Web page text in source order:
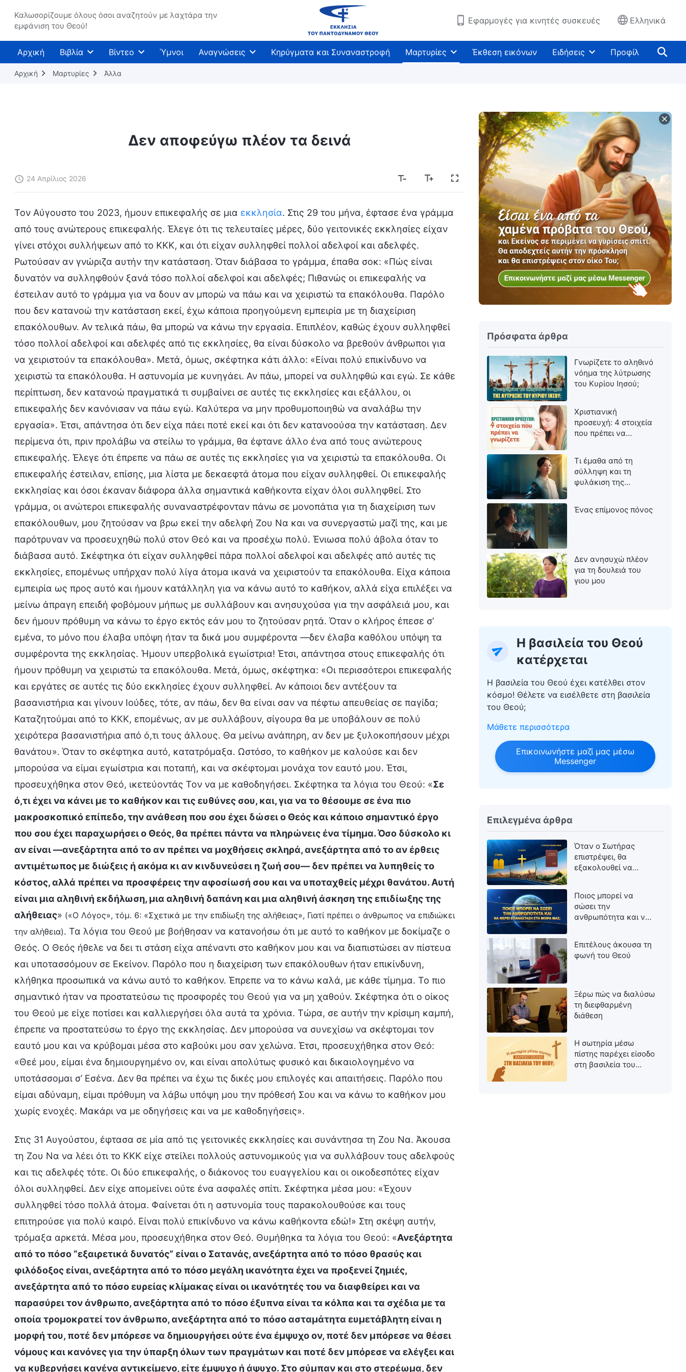
Καλωσορίζουμε όλους όσοι αναζητούν με λαχτάρα την
εμφάνιση του Θεού!
Εφαρμογές για κινητές συσκευές Ελληνικά
Αρχική Βιβλία Βίντεο Ύμνοι Αναγνώσεις Κηρύγματα και Συναναστροφή Μαρτυρίες Έκθεση εικόνων Ειδήσεις Προφίλ
Αρχική Μαρτυρίες Άλλα
Δεν αποφεύγω πλέον τα δεινά
24 Απρίλιος 2026
Τον Αύγουστο του 2023, ήμουν επικεφαλής σε μια εκκλησία. Στις 29 του μήνα, έφτασε ένα γράμμα
από τους ανώτερους επικεφαλής. Έλεγε ότι τις τελευταίες μέρες, δύο γειτονικές εκκλησίες είχαν
γίνει στόχοι συλλήψεων από το ΚΚΚ, και ότι είχαν συλληφθεί πολλοί αδελφοί και αδελφές.
Ρωτούσαν αν γνώριζα αυτήν την κατάσταση. Όταν διάβασα το γράμμα, έπαθα σοκ: «Πώς είναι
δυνατόν να συλληφθούν ξανά τόσο πολλοί αδελφοί και αδελφές; Πιθανώς οι επικεφαλής να
έστειλαν αυτό το γράμμα για να δουν αν μπορώ να πάω και να χειριστώ τα επακόλουθα. Παρόλο
που δεν κατανοώ την κατάσταση εκεί, έχω κάποια προηγούμενη εμπειρία με τη διαχείριση
επακόλουθων. Αν τελικά πάω, θα μπορώ να κάνω την εργασία. Επιπλέον, καθώς έχουν συλληφθεί
τόσο πολλοί αδελφοί και αδελφές από τις εκκλησίες, θα είναι δύσκολο να βρεθούν άνθρωποι για
να χειριστούν τα επακόλουθα». Μετά, όμως, σκέφτηκα κάτι άλλο: «Είναι πολύ επικίνδυνο να
χειριστώ τα επακόλουθα. Η αστυνομία με κυνηγάει. Αν πάω, μπορεί να συλληφθώ και εγώ. Σε κάθε
περίπτωση, δεν κατανοώ πραγματικά τι συμβαίνει σε αυτές τις εκκλησίες και εξάλλου, οι
επικεφαλής δεν κανόνισαν να πάω εγώ. Καλύτερα να μην προθυμοποιηθώ να αναλάβω την
εργασία». Έτσι, απάντησα ότι δεν είχα πάει ποτέ εκεί και ότι δεν κατανοούσα την κατάσταση. Δεν
περίμενα ότι, πριν προλάβω να στείλω το γράμμα, θα έφτανε άλλο ένα από τους ανώτερους
επικεφαλής. Έλεγε ότι έπρεπε να πάω σε αυτές τις εκκλησίες για να χειριστώ τα επακόλουθα. Οι
επικεφαλής έστειλαν, επίσης, μια λίστα με δεκαεφτά άτομα που είχαν συλληφθεί. Οι επικεφαλής
εκκλησίας και όσοι έκαναν διάφορα άλλα σημαντικά καθήκοντα είχαν όλοι συλληφθεί. Στο
γράμμα, οι ανώτεροι επικεφαλής συναναστρέφονταν πάνω σε μονοπάτια για τη διαχείριση των
επακόλουθων, μου ζητούσαν να βρω εκεί την αδελφή Ζου Να και να συνεργαστώ μαζί της, και με
παρότρυναν να προσευχηθώ πολύ στον Θεό και να προσέχω πολύ. Ένιωσα πολύ άβολα όταν το
διάβασα αυτό. Σκέφτηκα ότι είχαν συλληφθεί πάρα πολλοί αδελφοί και αδελφές από αυτές τις
εκκλησίες, επομένως υπήρχαν πολύ λίγα άτομα ικανά να χειριστούν τα επακόλουθα. Είχα κάποια
εμπειρία ως προς αυτό και ήμουν κατάλληλη για να κάνω αυτό το καθήκον, αλλά είχα επιλέξει να
μείνω άπραγη επειδή φοβόμουν μήπως με συλλάβουν και ανησυχούσα για την ασφάλειά μου, και
δεν ήμουν πρόθυμη να κάνω το έργο εκτός εάν μου το ζητούσαν ρητά. Όταν ο κλήρος έπεσε σ’
εμένα, το μόνο που έλαβα υπόψη ήταν τα δικά μου συμφέροντα —δεν έλαβα καθόλου υπόψη τα
συμφέροντα της εκκλησίας. Ήμουν υπερβολικά εγωίστρια! Έτσι, απάντησα στους επικεφαλής ότι
ήμουν πρόθυμη να χειριστώ τα επακόλουθα. Μετά, όμως, σκέφτηκα: «Οι περισσότεροι επικεφαλής
και εργάτες σε αυτές τις δύο εκκλησίες έχουν συλληφθεί. Αν κάποιοι δεν αντέξουν τα
βασανιστήρια και γίνουν Ιούδες, τότε, αν πάω, δεν θα είναι σαν να πέφτω απευθείας σε παγίδα;
Καταζητούμαι από το ΚΚΚ, επομένως, αν με συλλάβουν, σίγουρα θα με υποβάλουν σε πολύ
χειρότερα βασανιστήρια από ό,τι τους άλλους. Θα μείνω ανάπηρη, αν δεν με ξυλοκοπήσουν μέχρι
θανάτου». Όταν το σκέφτηκα αυτό, κατατρόμαξα. Ωστόσο, το καθήκον με καλούσε και δεν
μπορούσα να είμαι εγωίστρια και ποταπή, και να σκέφτομαι μονάχα τον εαυτό μου. Έτσι,
προσευχήθηκα στον Θεό, ικετεύοντάς Τον να με καθοδηγήσει. Σκέφτηκα τα λόγια του Θεού: «Σε
ό,τι έχει να κάνει με το καθήκον και τις ευθύνες σου, και, για να το θέσουμε σε ένα πιο
μακροσκοπικό επίπεδο, την ανάθεση που σου έχει δώσει ο Θεός και κάποιο σημαντικό έργο
που σου έχει παραχωρήσει ο Θεός, θα πρέπει πάντα να πληρώνεις ένα τίμημα. Όσο δύσκολο κι
αν είναι —ανεξάρτητα από το αν πρέπει να μοχθήσεις σκληρά, ανεξάρτητα από το αν έρθεις
αντιμέτωπος με διώξεις ή ακόμα κι αν κινδυνεύσει η ζωή σου— δεν πρέπει να λυπηθείς το
κόστος, αλλά πρέπει να προσφέρεις την αφοσίωσή σου και να υποταχθείς μέχρι θανάτου. Αυτή
είναι μια αληθινή εκδήλωση, μια αληθινή δαπάνη και μια αληθινή άσκηση της επιδίωξης της
αλήθειας» («Ο Λόγος», τόμ. 6: «Σχετικά με την επιδίωξη της αλήθειας», Γιατί πρέπει ο άνθρωπος να επιδιώκει
την αλήθεια). Τα λόγια του Θεού με βοήθησαν να κατανοήσω ότι με αυτό το καθήκον με δοκίμαζε ο
Θεός. Ο Θεός ήθελε να δει τι στάση είχα απέναντι στο καθήκον μου και να διαπιστώσει αν πίστευα
και υποτασσόμουν σε Εκείνον. Παρόλο που η διαχείριση των επακόλουθων ήταν επικίνδυνη,
κλήθηκα προσωπικά να κάνω αυτό το καθήκον. Έπρεπε να το κάνω καλά, με κάθε τίμημα. Το πιο
σημαντικό ήταν να προστατεύσω τις προσφορές του Θεού για να μη χαθούν. Σκέφτηκα ότι ο οίκος
του Θεού με είχε ποτίσει και καλλιεργήσει όλα αυτά τα χρόνια. Τώρα, σε αυτήν την κρίσιμη καμπή,
έπρεπε να προστατεύσω το έργο της εκκλησίας. Δεν μπορούσα να συνεχίσω να σκέφτομαι τον
εαυτό μου και να κρύβομαι μέσα στο καβούκι μου σαν χελώνα. Έτσι, προσευχήθηκα στον Θεό:
«Θεέ μου, είμαι ένα δημιουργημένο ον, και είναι απολύτως φυσικό και δικαιολογημένο να
υποτάσσομαι σ’ Εσένα. Δεν θα πρέπει να έχω τις δικές μου επιλογές και απαιτήσεις. Παρόλο που
είμαι αδύναμη, είμαι πρόθυμη να λάβω υπόψη μου την πρόθεσή Σου και να κάνω το καθήκον μου
χωρίς ενοχές. Μακάρι να με οδηγήσεις και να με καθοδηγήσεις».
Στις 31 Αυγούστου, έφτασα σε μία από τις γειτονικές εκκλησίες και συνάντησα τη Ζου Να. Άκουσα
τη Ζου Να να λέει ότι το ΚΚΚ είχε στείλει πολλούς αστυνομικούς για να συλλάβουν τους αδελφούς
και τις αδελφές τότε. Οι δύο επικεφαλής, ο διάκονος του ευαγγελίου και οι οικοδεσπότες είχαν
όλοι συλληφθεί. Δεν είχε απομείνει ούτε ένα ασφαλές σπίτι. Σκέφτηκα μέσα μου: «Έχουν
συλληφθεί τόσο πολλά άτομα. Φαίνεται ότι η αστυνομία τους παρακολουθούσε και τους
επιτηρούσε για πολύ καιρό. Είναι πολύ επικίνδυνο να κάνω καθήκοντα εδώ!» Στη σκέψη αυτήν,
τρόμαξα αρκετά. Μέσα μου, προσευχήθηκα στον Θεό. Θυμήθηκα τα λόγια του Θεού: «Ανεξάρτητα
από το πόσο “εξαιρετικά δυνατός” είναι ο Σατανάς, ανεξάρτητα από το πόσο θρασύς και
φιλόδοξος είναι, ανεξάρτητα από το πόσο μεγάλη ικανότητα έχει να προξενεί ζημιές,
ανεξάρτητα από το πόσο ευρείας κλίμακας είναι οι ικανότητές του να διαφθείρει και να
παρασύρει τον άνθρωπο, ανεξάρτητα από το πόσο έξυπνα είναι τα κόλπα και τα σχέδια με τα
οποία τρομοκρατεί τον άνθρωπο, ανεξάρτητα από το πόσο ασταμάτητα ευμετάβλητη είναι η
μορφή του, ποτέ δεν μπόρεσε να δημιουργήσει ούτε ένα έμψυχο ον, ποτέ δεν μπόρεσε να θέσει
νόμους και κανόνες για την ύπαρξη όλων των πραγμάτων και ποτέ δεν μπόρεσε να ελέγξει και
να κυβερνήσει κανένα αντικείμενο, είτε έμψυχο ή άψυχο. Στο σύμπαν και στο στερέωμα, δεν
Πρόσφατα άρθρα
Γνωρίζετε το αληθινό
νόημα της λύτρωσης
του Κυρίου Ιησού;
Χριστιανική
προσευχή: 4 στοιχεία
που πρέπει να
Τι έμαθα από τη
σύλληψη και τη
φυλάκιση της
Ένας επίμονος πόνος
Δεν ανησυχώ πλέον
για τη δουλειά του
γιου μου
Η βασιλεία του Θεού
κατέρχεται
Η βασιλεία του Θεού έχει κατέλθει στον
κόσμο! Θέλετε να εισέλθετε στη βασιλεία
του Θεού;
Μάθετε περισσότερα
Επικοινωνήστε μαζί μας μέσω
Messenger
Επιλεγμένα άρθρα
Όταν ο Σωτήρας
επιστρέψει, θα
εξακολουθεί να
Ποιος μπορεί να
σώσει την
ανθρωπότητα και να
Επιτέλους άκουσα τη
φωνή του Θεού
Ξέρω πώς να διαλύσω
τη διεφθαρμένη
διάθεση
Η σωτηρία μέσω
πίστης παρέχει είσοδο
στη βασιλεία του